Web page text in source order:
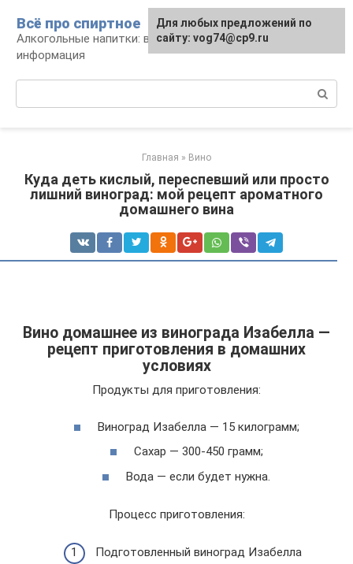
контенту
Всё про спиртное
Алкогольные напитки: виды, рецепты,
информация
Главная » Вино
Куда деть кислый, переспевший или просто
лишний виноград: мой рецепт ароматного
домашнего вина
Вино домашнее из винограда Изабелла —
рецепт приготовления в домашних
условиях
Продукты для приготовления:
Виноград Изабелла — 15 килограмм;
Сахар — 300-450 грамм;
Вода — если будет нужна.
Процесс приготовления:
Подготовленный виноград Изабелла
Для любых предложений по
сайту: vog74@cp9.ru